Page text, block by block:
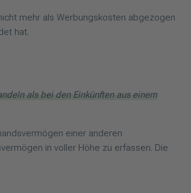
mehr als Werbungskosten abgezogen
hat.
als bei den Einkünften aus einem
einer anderen
in voller Höhe zu erfassen. Die